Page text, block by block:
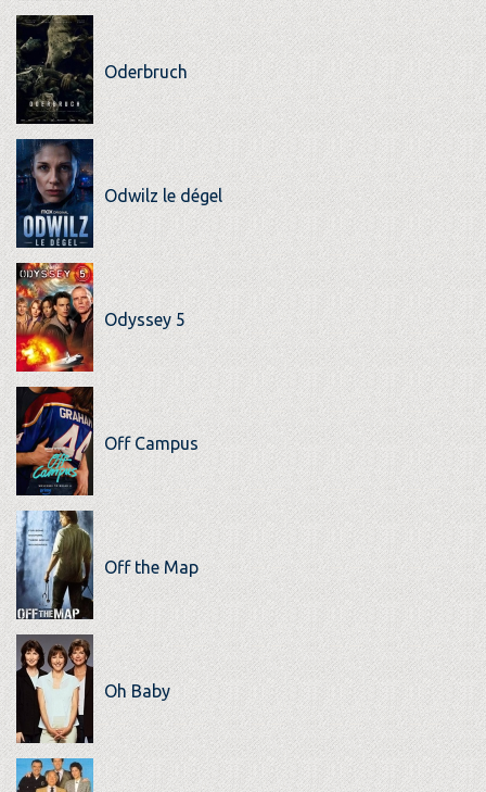
Oderbruch
Odwilz le dégel
Odyssey 5
Off Campus
Off the Map
Oh Baby